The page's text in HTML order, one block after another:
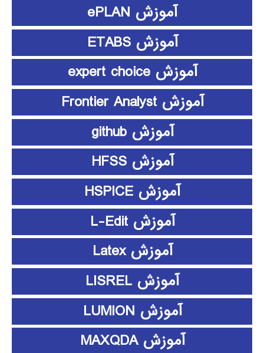
آموزش ePLAN
آموزش ETABS
آموزش expert choice
آموزش Frontier Analyst
آموزش github
آموزش HFSS
آموزش HSPICE
آموزش L-Edit
آموزش Latex
آموزش LISREL
آموزش LUMION
آموزش MAXQDA